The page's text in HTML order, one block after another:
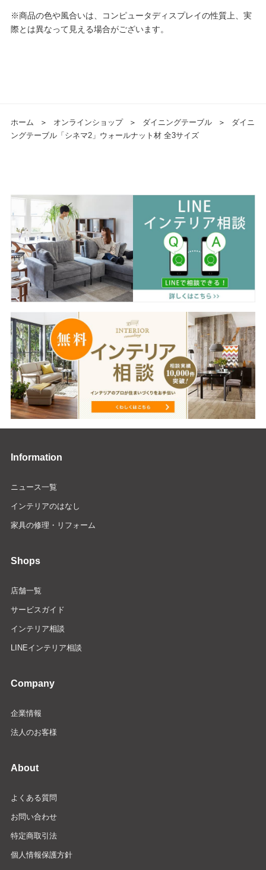
※商品の色や風合いは、コンピュータディスプレイの性質上、実
際とは異なって見える場合がございます。
ホーム ＞ オンラインショップ ＞ ダイニングテーブル ＞
ダイニ
ングテーブル「シネマ2」ウォールナット材 全3サイズ
Information
ニュース一覧
インテリアのはなし
家具の修理・リフォーム
Shops
店舗一覧
サービスガイド
インテリア相談
LINEインテリア相談
Company
企業情報
法人のお客様
About
よくある質問
お問い合わせ
特定商取引法
個人情報保護方針